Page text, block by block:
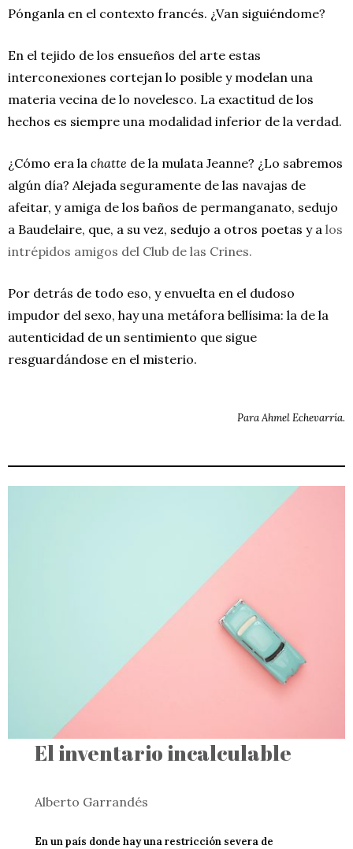
Pónganla en el contexto francés. ¿Van siguiéndome?
En el tejido de los ensueños del arte estas
interconexiones cortejan lo posible y modelan una
materia vecina de lo novelesco. La exactitud de los
hechos es siempre una modalidad inferior de la verdad.
¿Cómo era la chatte de la mulata Jeanne? ¿Lo sabremos
algún día? Alejada seguramente de las navajas de
afeitar, y amiga de los baños de permanganato, sedujo
a Baudelaire, que, a su vez, sedujo a otros poetas y a los
intrépidos amigos del Club de las Crines.
Por detrás de todo eso, y envuelta en el dudoso
impudor del sexo, hay una metáfora bellísima: la de la
autenticidad de un sentimiento que sigue
resguardándose en el misterio.
Para Ahmel Echevarría.
El inventario incalculable
Alberto Garrandés
En un país donde hay una restricción severa de